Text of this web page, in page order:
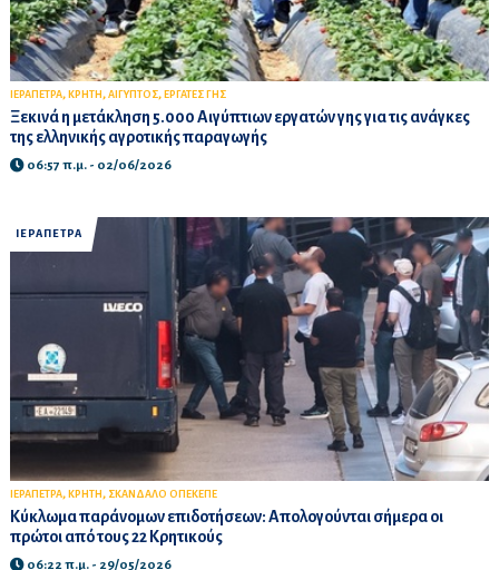
ΙΕΡΑΠΕΤΡΑ, ΚΡΗΤΗ , ΑΙΓΥΠΤΟΣ, ΕΡΓΑΤΕΣ ΓΗΣ
Ξεκινά η μετάκληση 5.000 Αιγύπτιων εργατών γης για τις ανάγκες
της ελληνικής αγροτικής παραγωγής
06:57 π.μ. - 02/06/2026
ΙΕΡΑΠΕΤΡΑ
ΙΕΡΑΠΕΤΡΑ, ΚΡΗΤΗ , ΣΚΑΝΔΑΛΟ ΟΠΕΚΕΠΕ
Κύκλωμα παράνομων επιδοτήσεων: Απολογούνται σήμερα οι
πρώτοι από τους 22 Κρητικούς
06:22 π.μ. - 29/05/2026